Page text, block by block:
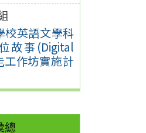
校英語文學科
故事(Digital
作坊實施計
總